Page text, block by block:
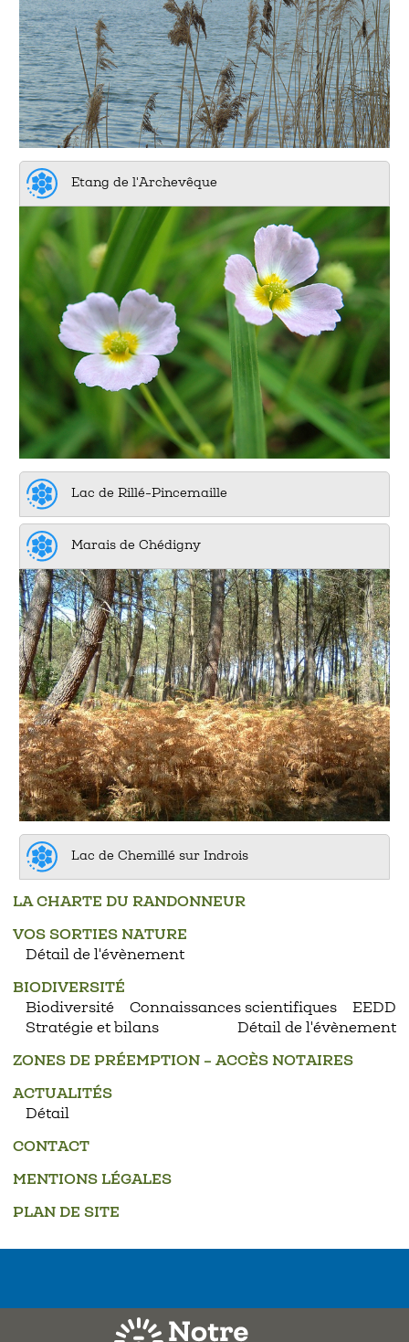
Etang de l'Archevêque
Lac de Rillé-Pincemaille
Marais de Chédigny
Lac de Chemillé sur Indrois
LA CHARTE DU RANDONNEUR
VOS SORTIES NATURE
Détail de l'évènement
BIODIVERSITÉ
Biodiversité
Connaissances scientifiques
EEDD
Stratégie et bilans
Détail de l'évènement
ZONES DE PRÉEMPTION – ACCÈS NOTAIRES
ACTUALITÉS
Détail
CONTACT
MENTIONS LÉGALES
PLAN DE SITE